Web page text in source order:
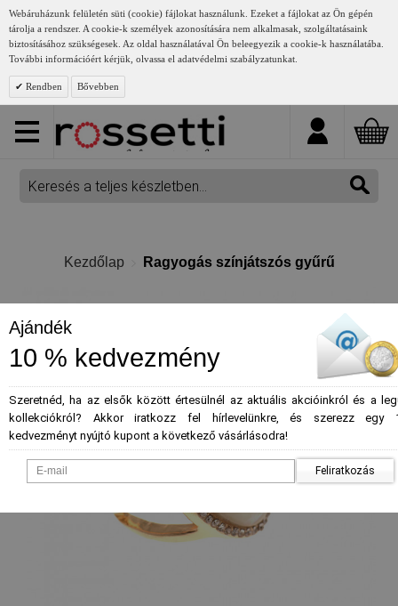
Webáruházunk felületén süti (cookie) fájlokat használunk. Ezeket a fájlokat az Ön gépén
tárolja a rendszer. A cookie-k személyek azonosítására nem alkalmasak, szolgáltatásaink
biztosításához szükségesek. Az oldal használatával Ön beleegyezik a cookie-k használatába.
További információért kérjük, olvassa el adatvédelmi szabályzatunkat.
Rendben Bővebben
Kezdőlap Ragyogás színjátszós gyűrű
Ajándék
10 % kedvezmény
Szeretnéd, ha az elsők között értesülnél az aktuális akcióinkról és a
kollekciókról? Akkor iratkozz fel hírlevelünkre, és szerezz egy
kedvezményt nyújtó kupont a következő vásárlásodra!
Feliratkozás